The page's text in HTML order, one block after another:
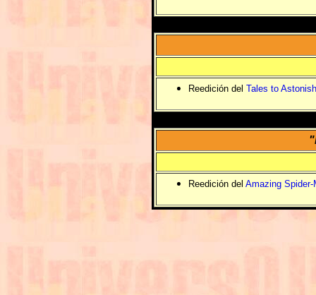
Reedición del Tales to
Reedición del Amazing Spider-